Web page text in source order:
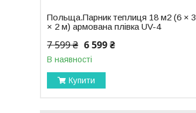
Польща.Парник теплиця 18 м2 (6 × 3
× 2 м) армована плівка UV-4
7 599 ₴ 6 599 ₴
В наявності
Купити